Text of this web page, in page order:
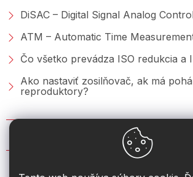
DiSAC – Digital Signal Analog
ATM – Automatic Time
Čo všetko prevádza ISO redukcia a
Ako nastaviť zosilňovač, ak má
reproduktory?
KONTAKT